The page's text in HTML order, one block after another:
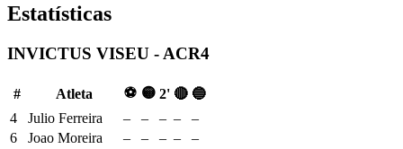
Estatísticas
INVICTUS VISEU - ACR4
# Atleta ⚽ 🟡 2' 🔴 🔵
4
Julio Ferreira – – – –
–
6
Joao Moreira – – – –
–